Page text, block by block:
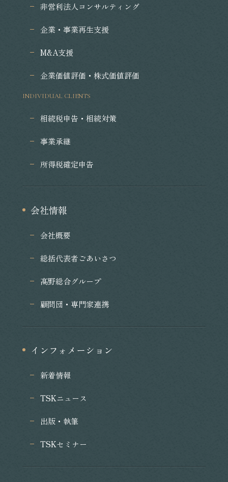
非営利法人コンサルティング
企業・事業再生支援
M&A支援
企業価値評価・株式価値評価
INDIVIDUAL CLIENTS
相続税申告・相続対策
事業承継
所得税確定申告
会社情報
会社概要
総括代表者ごあいさつ
髙野総合グループ
顧問団・専門家連携
インフォメーション
新着情報
TSKニュース
出版・執筆
TSKセミナー